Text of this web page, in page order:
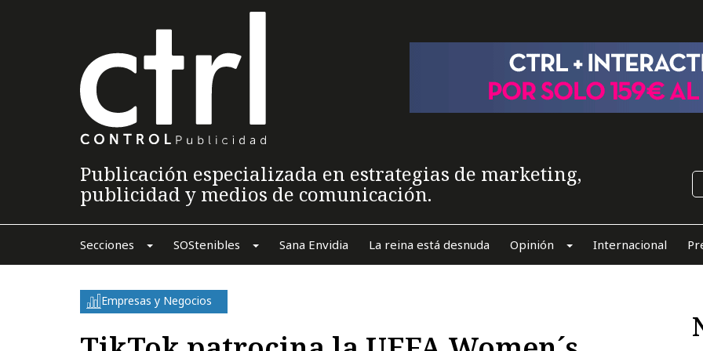
Publicación especializada en estrategias de marketing,
publicidad y medios de comunicación.
Secciones SOStenibles Sana Envidia La reina está desnuda Opinión Internacional
Empresas y Negocios